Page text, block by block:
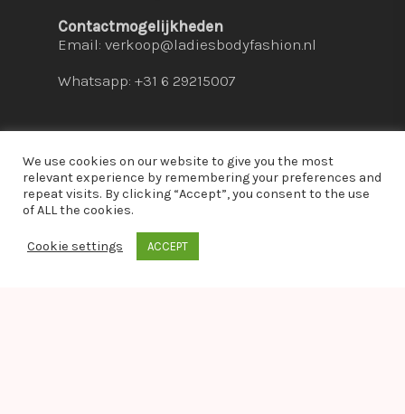
Contactmogelijkheden
Email: verkoop@ladiesbodyfashion.nl
Whatsapp: +31 6 29215007
© 2026 Ladies Bodyfashion. hosted by:
We use cookies on our website to give you the most
relevant experience by remembering your preferences and
repeat visits. By clicking “Accept”, you consent to the use
of ALL the cookies.
Cookie settings ACCEPT